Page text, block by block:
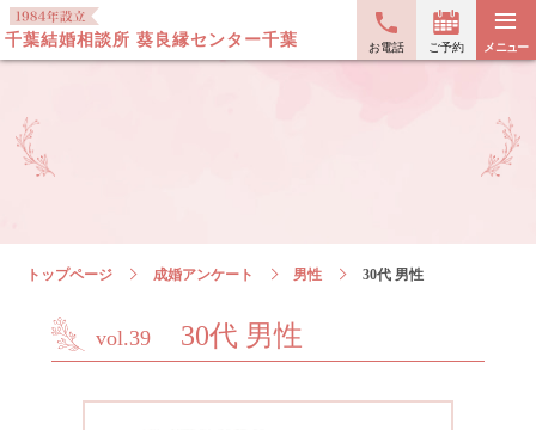
≡
メニュー
お電話 ご予約
千葉結婚相談所 葵良縁センター千葉
トップページ 成婚アンケート 男性 30代 男性
vol.39 30代 男性